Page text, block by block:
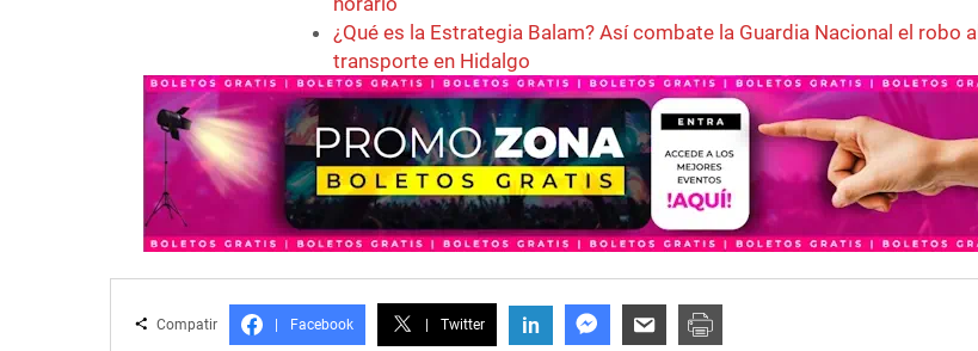
¿Qué es la Estrategia Balam? Así combate la Guardia Nacional el robo al
transporte en Hidalgo
Compatir Facebook Twitter in